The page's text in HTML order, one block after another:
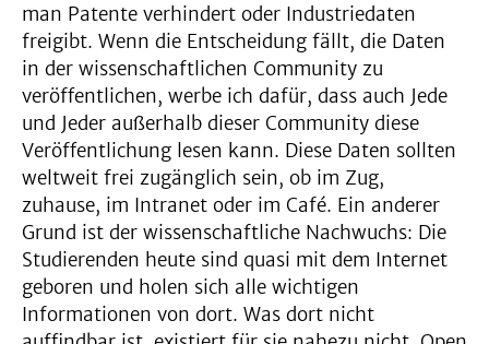
man Patente verhindert oder Industriedaten
freigibt. Wenn die Entscheidung fällt, die Daten
in der wissenschaftlichen Community zu
veröffentlichen, werbe ich dafür, dass auch Jede
und Jeder außerhalb dieser Community diese
Veröffentlichung lesen kann. Diese Daten sollten
weltweit frei zugänglich sein, ob im Zug,
zuhause, im Intranet oder im Café. Ein anderer
Grund ist der wissenschaftliche Nachwuchs: Die
Studierenden heute sind quasi mit dem Internet
geboren und holen sich alle wichtigen
Informationen von dort. Was dort nicht